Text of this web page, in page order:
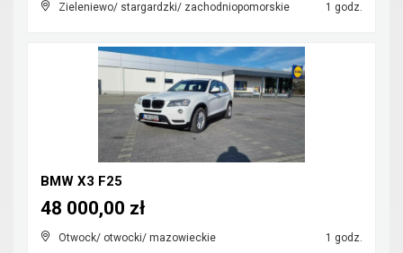
Zieleniewo/ stargardzki/ zachodniopomorskie 1 godz.
BMW X3 F25
Otwock/ otwocki/ mazowieckie 1 godz.
48 000,00 zł